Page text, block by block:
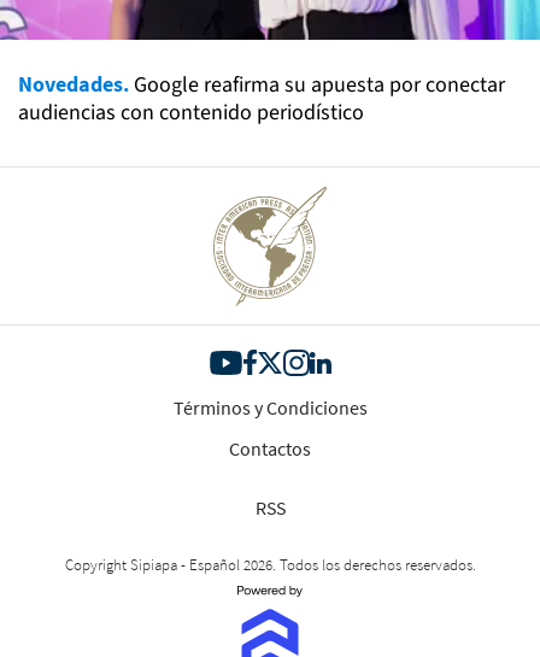
Novedades. Google reafirma su apuesta por conectar
audiencias con contenido periodístico
Términos y Condiciones
Contactos
RSS
Copyright Sipiapa - Español 2026. Todos los derechos reservados.